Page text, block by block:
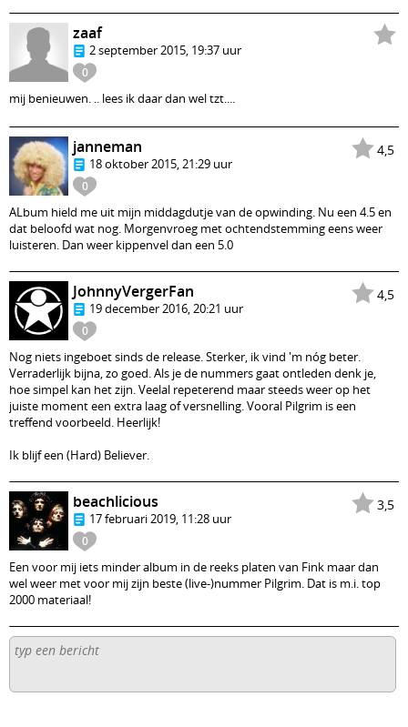
0
zaaf
2 september 2015, 19:37 uur
mij benieuwen. .. lees ik daar dan wel tzt....
4,5
0
janneman
18 oktober 2015, 21:29 uur
ALbum hield me uit mijn middagdutje van de opwinding. Nu een 4.5 en
dat beloofd wat nog. Morgenvroeg met ochtendstemming eens weer
luisteren. Dan weer kippenvel dan een 5.0
4,5
0
JohnnyVergerFan
19 december 2016, 20:21 uur
Nog niets ingeboet sinds de release. Sterker, ik vind 'm nóg beter.
Verraderlijk bijna, zo goed. Als je de nummers gaat ontleden denk je,
hoe simpel kan het zijn. Veelal repeterend maar steeds weer op het
juiste moment een extra laag of versnelling. Vooral Pilgrim is een
treffend voorbeeld. Heerlijk!
Ik blijf een (Hard) Believer.
3,5
0
beachlicious
17 februari 2019, 11:28 uur
Een voor mij iets minder album in de reeks platen van Fink maar dan
wel weer met voor mij zijn beste (live-)nummer Pilgrim. Dat is m.i. top
2000 materiaal!